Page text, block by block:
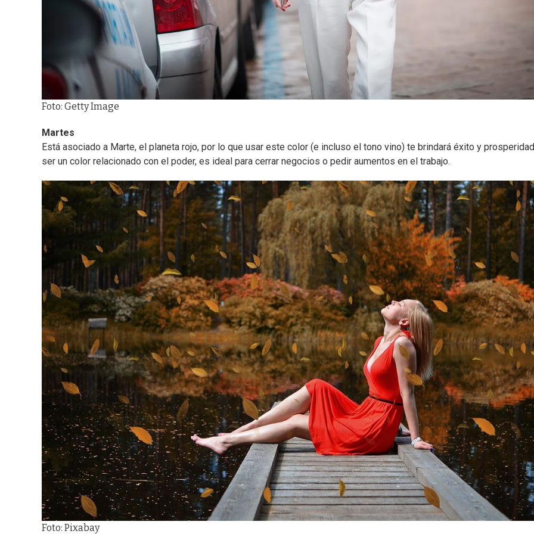
Foto: Getty Image
Martes
Está asociado a Marte, el planeta rojo, por lo que usar este color (e incluso el tono vino) te brindará éxito y
ser un color relacionado con el poder, es ideal para cerrar negocios o pedir aumentos en el trabajo.
Foto: Pixabay